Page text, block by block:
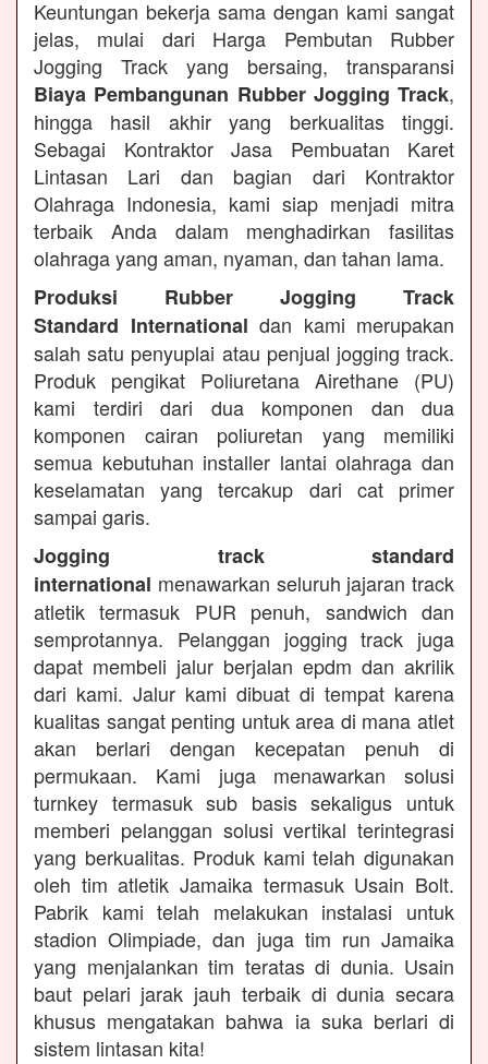
Keuntungan bekerja sama dengan kami sangat
jelas, mulai dari Harga Pembutan Rubber
Jogging Track yang bersaing, transparansi
Biaya Pembangunan Rubber Jogging Track,
hingga hasil akhir yang berkualitas tinggi.
Sebagai Kontraktor Jasa Pembuatan Karet
Lintasan Lari dan bagian dari Kontraktor
Olahraga Indonesia, kami siap menjadi mitra
terbaik Anda dalam menghadirkan fasilitas
olahraga yang aman, nyaman, dan tahan lama.
Produksi Rubber Jogging Track
Standard International dan kami merupakan
salah satu penyuplai atau penjual jogging track.
Produk pengikat Poliuretana Airethane (PU)
kami terdiri dari dua komponen dan dua
komponen cairan poliuretan yang memiliki
semua kebutuhan installer lantai olahraga dan
keselamatan yang tercakup dari cat primer
sampai garis.
Jogging track standard
international menawarkan seluruh jajaran track
atletik termasuk PUR penuh, sandwich dan
semprotannya. Pelanggan jogging track juga
dapat membeli jalur berjalan epdm dan akrilik
dari kami. Jalur kami dibuat di tempat karena
kualitas sangat penting untuk area di mana atlet
akan berlari dengan kecepatan penuh di
permukaan. Kami juga menawarkan solusi
turnkey termasuk sub basis sekaligus untuk
memberi pelanggan solusi vertikal terintegrasi
yang berkualitas. Produk kami telah digunakan
oleh tim atletik Jamaika termasuk Usain Bolt.
Pabrik kami telah melakukan instalasi untuk
stadion Olimpiade, dan juga tim run Jamaika
yang menjalankan tim teratas di dunia. Usain
baut pelari jarak jauh terbaik di dunia secara
khusus mengatakan bahwa ia suka berlari di
sistem lintasan kita!